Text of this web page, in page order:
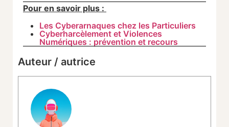
Pour en savoir plus :
Les Cyberarnaques chez les Particuliers
Cyberharcèlement et Violences
Numériques : prévention et recours
Auteur / autrice